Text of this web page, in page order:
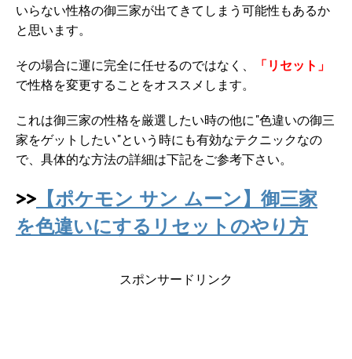
いらない性格の御三家が出てきてしまう可能性もあるか
と思います。
その場合に運に完全に任せるのではなく、
「リセット」
で性格を変更することをオススメします。
これは御三家の性格を厳選したい時の他に"色違いの御三
家をゲットしたい"という時にも有効なテクニックなの
で、具体的な方法の詳細は下記をご参考下さい。
>> 【ポケモン サン ムーン】御三家
を色違いにするリセットのやり方
スポンサードリンク